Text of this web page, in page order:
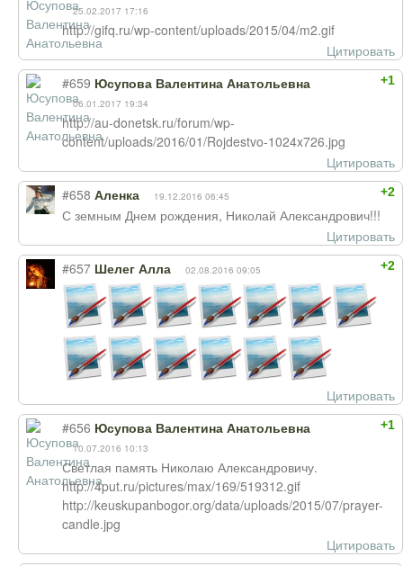
25.02.2017 17:16
http://gifq.ru/wp-content/uploads/2015/04/m2.gif
Цитировать
+1
#659 Юсупова Валентина Анатольевна
06.01.2017 19:34
http://au-donetsk.ru/forum/wp-
content/uploads/2016/01/Rojdestvo-1024x726.jpg
Цитировать
+2
#658 Аленка 19.12.2016 06:45
С земным Днем рождения, Николай Александрович!!!
Цитировать
+2
#657 Шелег Алла 02.08.2016 09:05
Цитировать
+1
#656 Юсупова Валентина Анатольевна
10.07.2016 10:13
Светлая память Николаю Александровичу.
http://4put.ru/pictures/max/169/519312.gif
http://keuskupanbogor.org/data/uploads/2015/07/prayer-
candle.jpg
Цитировать